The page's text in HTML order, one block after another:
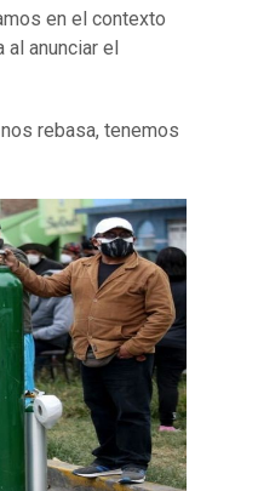
en el contexto
anunciar el
rebasa, tenemos